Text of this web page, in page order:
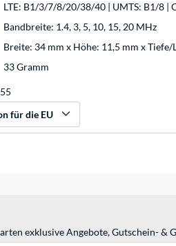
LTE: B1/3/7/8/20/38/40 | UMTS: B1/8 |
Bandbreite: 1.4, 3, 5, 10, 15, 20 MHz
Breite: 34 mm x Höhe: 11,5 mm x Tiefe/
33 Gramm
für die EU
exklusive Angebote, Gutschein- &